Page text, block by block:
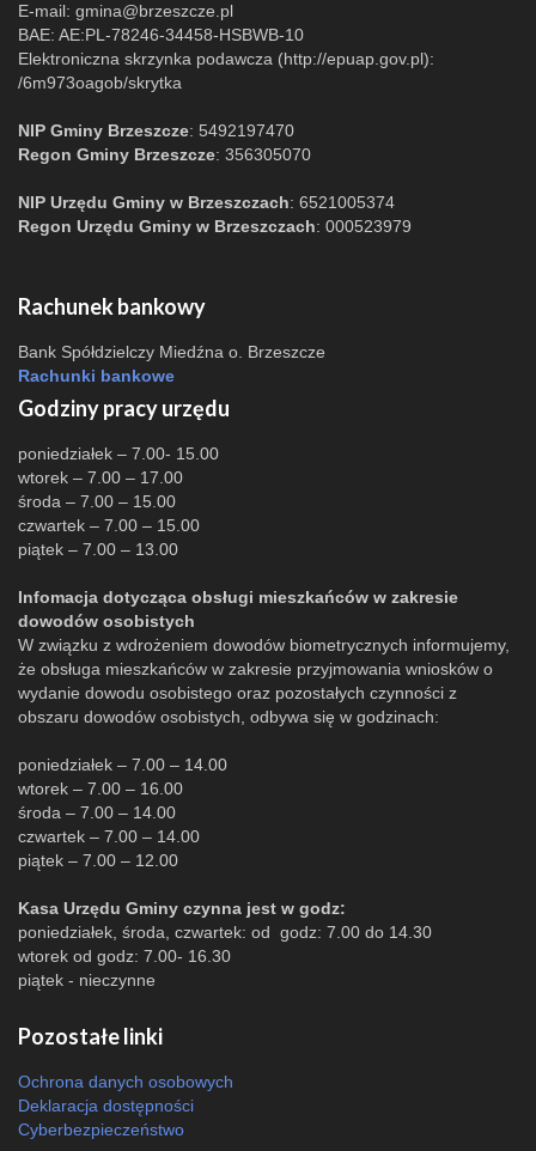
E-mail: gmina@brzeszcze.pl
BAE: AE:PL-78246-34458-HSBWB-10
Elektroniczna skrzynka podawcza (http://epuap.gov.pl):
/6m973oagob/skrytka
NIP Gminy Brzeszcze: 5492197470
Regon Gminy Brzeszcze: 356305070
NIP Urzędu Gminy w Brzeszczach: 6521005374
Regon Urzędu Gminy w Brzeszczach: 000523979
Rachunek bankowy
Bank Spółdzielczy Miedźna o. Brzeszcze
Rachunki bankowe
Godziny pracy urzędu
poniedziałek – 7.00- 15.00
wtorek – 7.00 – 17.00
środa – 7.00 – 15.00
czwartek – 7.00 – 15.00
piątek – 7.00 – 13.00
Infomacja dotycząca obsługi mieszkańców w zakresie
dowodów osobistych
W związku z wdrożeniem dowodów biometrycznych informujemy,
że obsługa mieszkańców w zakresie przyjmowania wniosków o
wydanie dowodu osobistego oraz pozostałych czynności z
obszaru dowodów osobistych, odbywa się w godzinach:
poniedziałek – 7.00 – 14.00
wtorek – 7.00 – 16.00
środa – 7.00 – 14.00
czwartek – 7.00 – 14.00
piątek – 7.00 – 12.00
Kasa Urzędu Gminy czynna jest w godz:
poniedziałek, środa, czwartek: od godz: 7.00 do 14.30
wtorek od godz: 7.00- 16.30
piątek - nieczynne
Pozostałe linki
Ochrona danych osobowych
Deklaracja dostępności
Cyberbezpieczeństwo